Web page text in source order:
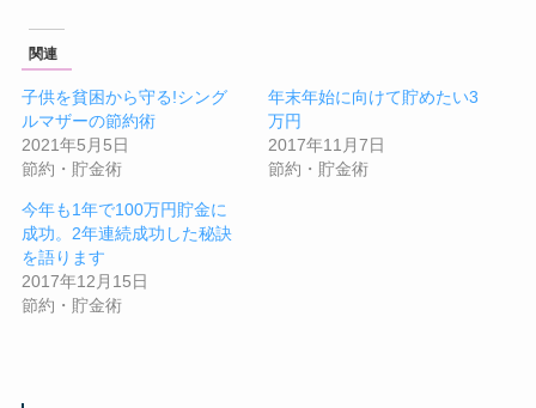
関連
子供を貧困から守る!シング
ルマザーの節約術
2021年5月5日
節約・貯金術
年末年始に向けて貯めたい3
万円
2017年11月7日
節約・貯金術
今年も1年で100万円貯金に
成功。2年連続成功した秘訣
を語ります
2017年12月15日
節約・貯金術